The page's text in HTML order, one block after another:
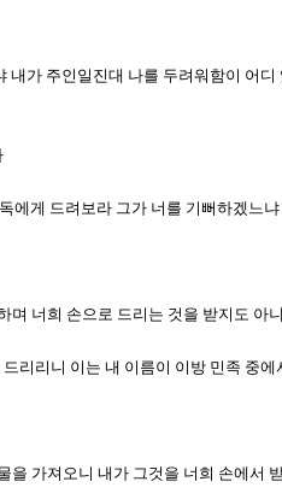
가 주인일진대 나를 두려워함이 어디
에게 드려보라 그가 너를 기뻐하겠느
며 너희 손으로 드리는 것을 받지도 아
리리니 이는 내 이름이 이방 민족 중
가져오니 내가 그것을 너희 손에서